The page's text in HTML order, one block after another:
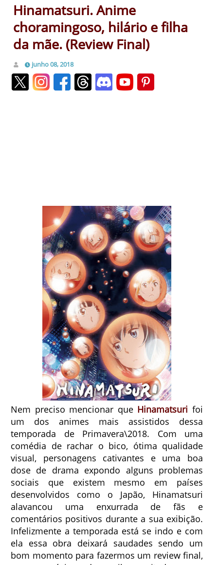
Hinamatsuri. Anime
choramingoso, hilário e filha
da mãe. (Review Final)
junho 08, 2018
Nem preciso mencionar que Hinamatsuri foi
um dos animes mais assistidos dessa
temporada de Primavera\2018. Com uma
comédia de rachar o bico, ótima qualidade
visual, personagens cativantes e uma boa
dose de drama expondo alguns problemas
sociais que existem mesmo em países
desenvolvidos como o Japão, Hinamatsuri
alavancou uma enxurrada de fãs e
comentários positivos durante a sua exibição.
Infelizmente a temporada está se indo e com
ela essa obra deixará saudades sendo um
bom momento para fazermos um review final,